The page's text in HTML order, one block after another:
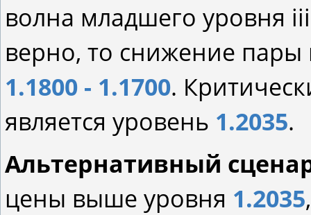
волна младшего уровня
верно, то снижение
1.1800 - 1.1700.
является уровень 1.2035.
Альтернативный
цены выше уровня 1.2035